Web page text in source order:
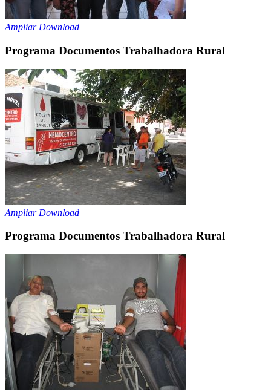
Ampliar Download
Programa Documentos Trabalhadora Rural
Ampliar Download
Programa Documentos Trabalhadora Rural